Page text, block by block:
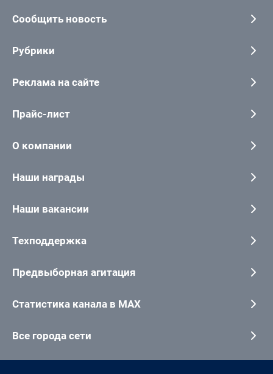
Сообщить новость
Рубрики
Реклама на сайте
Прайс-лист
О компании
Наши награды
Наши вакансии
Техподдержка
Предвыборная агитация
Статистика канала в MAX
Все города сети